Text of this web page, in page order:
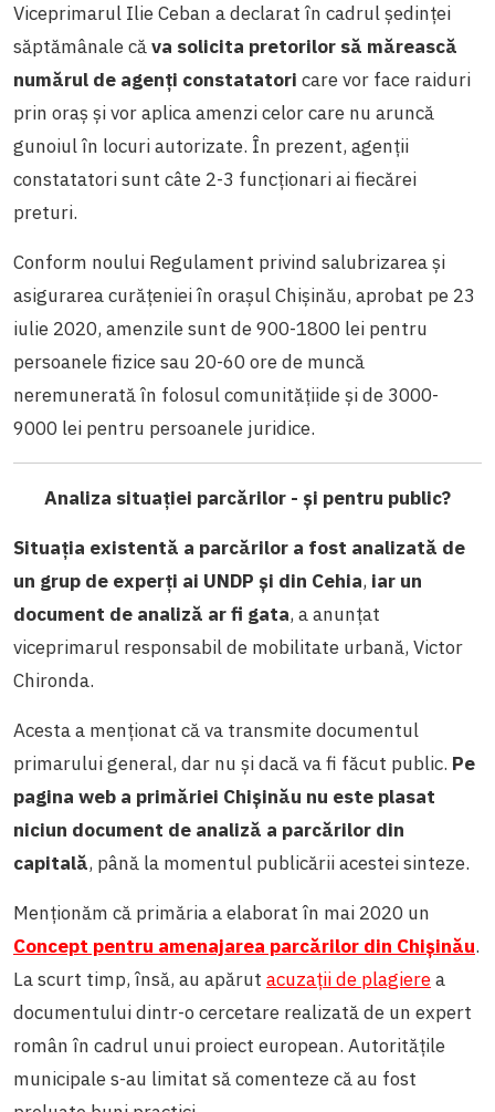
Viceprimarul Ilie Ceban a declarat în cadrul ședinței
săptămânale căva solicita pretorilor să mărească
numărul de agenți constatatori care vor face raiduri
prin oraș și vor aplica amenzi celor care nu aruncă
gunoiul în locuri autorizate. În prezent, agenții
constatatori sunt câte 2-3 funcționari ai fiecărei
preturi.
Conform noului Regulament privind salubrizarea și
asigurarea curățeniei în orașul Chișinău, aprobat pe 23
iulie 2020, amenzile sunt de 900-1800 lei pentru
persoanele fizice sau 20-60 ore de muncă
neremunerată în folosul comunitățiide și de 3000-
9000 lei pentru persoanele juridice.
Analiza situației parcărilor - și pentru public?
Situația existentă a parcărilor a fost analizată de
un grup de experți ai UNDP și din Cehia, iar un
document de analiză ar fi gata, a anunțat
viceprimarul responsabil de mobilitate urbană, Victor
Chironda.
Acesta a menționat că va transmite documentul
primarului general, dar nu și dacă va fi făcut public. Pe
pagina web a primăriei Chișinău nu este plasat
niciun document de analiză a parcărilor din
capitală, până la momentul publicării acestei sinteze.
Menționăm că primăria a elaborat în mai 2020 un
Concept pentru amenajarea parcărilor din Chișinău.
La scurt timp, însă, au apărut acuzații de plagierea
documentului dintr-o cercetare realizată de un expert
român în cadrul unui proiect european. Autoritățile
municipale s-au limitat să comenteze că au fost